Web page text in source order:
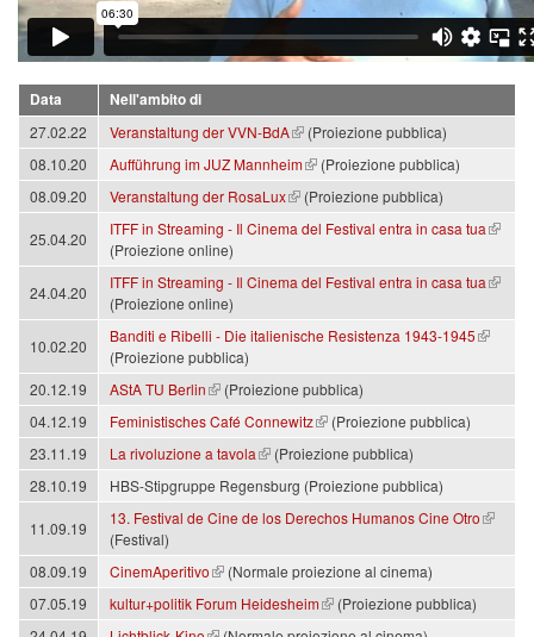
Data
Nell'ambito di
27.02.22
Veranstaltung der VVN-BdA
(link is external)
(Proiezione pubblica)
08.10.20
Aufführung im JUZ Mannheim
(link is external)
(Proiezione pubblica)
08.09.20
Veranstaltung der RosaLux
(link is external) (Proiezione pubblica)
25.04.20
ITFF in Streaming - Il Cinema del Festival entra in casa tua
(Proiezione online)
24.04.20
ITFF in Streaming - Il Cinema del Festival entra in casa tua
(Proiezione online)
10.02.20
Banditi e Ribelli - Die italienische Resistenza 1943-1945
(Proiezione pubblica)
20.12.19
AStA TU Berlin
(link is external)
(Proiezione pubblica)
04.12.19
Feministisches Café Connewitz
(link is external)
(Proiezione pubblica)
23.11.19
La rivoluzione a tavola
(link is external)
(Proiezione pubblica)
28.10.19
HBS-Stipgruppe Regensburg (Proiezione pubblica)
11.09.19
13. Festival de Cine de los Derechos Humanos Cine Otro
(Festival)
08.09.19
CinemAperitivo
(link is external)
(Normale proiezione al cinema)
07.05.19
kultur+politik Forum Heidesheim
(link is external)
(Proiezione pubblica)